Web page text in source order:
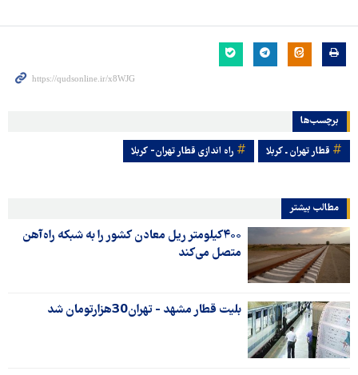
برچسب‌ها
قطار تهران ـ کربلا راه اندازی قطار تهران- کربلا
مطالب بیشتر
۴۰۰کیلومتر ریل معادن کشور را به شبکه راه‌آهن
متصل می‌کند
بلیت قطار مشهد - تهران30هزارتومان شد